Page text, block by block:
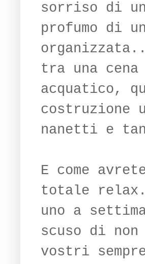
sorriso di
profumo di
tra una
acquatico,
costruzione
nanetti e
E come
totale
uno a
scuso di
vostri